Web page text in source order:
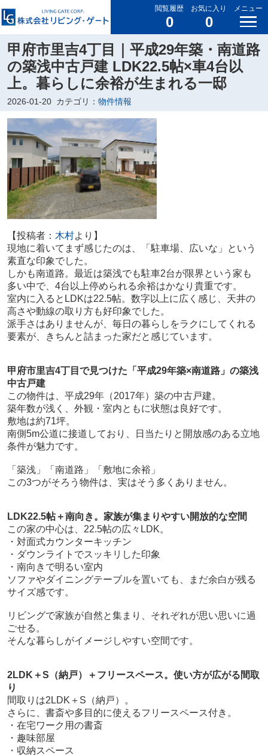
閲覧履歴
0
お気に入り
0
メニュー
甲府市里吉4丁目｜平成29年築・南道路
の築浅中古戸建 LDK22.5帖×車4台以
上。暮らしに余裕が生まれる一邸
2026-01-20 カテゴリ： 物件情報
【投稿者： 木村より】
現地に着いてまず感じたのは、「駐車場、広いな」という
素直な印象でした。
しかも南道路。最近は築浅でも駐車2台が限界という家も
多い中で、4台以上停められる余裕はかなり貴重です。
室内に入るとLDKは22.5帖。数字以上に広く感じ、天井の
高さや動線の取り方も好印象でした。
派手さはありませんが、毎日の暮らしをラクにしてくれる
要素が、きちんと詰まった家だと感じています。
甲府市里吉4丁目で見つけた「平成29年築×南道路」の築浅
中古戸建
この物件は、平成29年（2017年）築の中古戸建。
築年数が浅く、外観・室内ともに状態は良好です。
敷地は約71坪。
南側5m公道に接道しており、日当たりと開放感のある立地
条件が魅力です。
「築浅」「南道路」「敷地に余裕」
この3つがそろう物件は、実はそう多くありません。
LDK22.5帖＋南向き。家族が集まりやすい開放的な空間
この家の中心は、22.5帖の広々LDK。
・対面式カウンターキッチン
・ダウンライトでスッキリした印象
・南向きで明るい室内
ソファやダイニングテーブルを置いても、まだ余白が残る
サイズ感です。
リビングで家族が自然と集まり、それぞれが思い思いに過
ごせる。
そんな暮らしがイメージしやすい空間です。
2LDK＋S（納戸）＋フリースペース。使い方が広がる間取
り
間取りは2LDK＋S（納戸）。
さらに、書斎や多目的に使えるフリースペース付き。
・在宅ワーク用の書斎
・趣味部屋
・収納スペース